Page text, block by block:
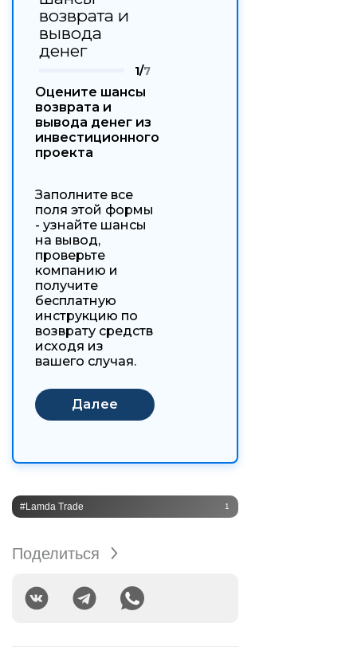
возврата и
вывода
денег
1/7
Оцените шансы
возврата и
вывода денег из
инвестиционного
проекта
Заполните все
поля этой формы
- узнайте шансы
на вывод,
проверьте
компанию и
получите
бесплатную
инструкцию по
возврату средств
исходя из
вашего случая.
#Lamda Trade 1
Поделиться